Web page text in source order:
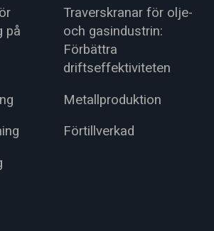
på
Traverskranar för olje-
och gasindustrin:
Förbättra
driftseffektiviteten
Metallproduktion
Förtillverkad